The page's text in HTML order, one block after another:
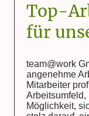
Top-
für
team@work
angenehme
Mitarbeiter
Möglichkeit,